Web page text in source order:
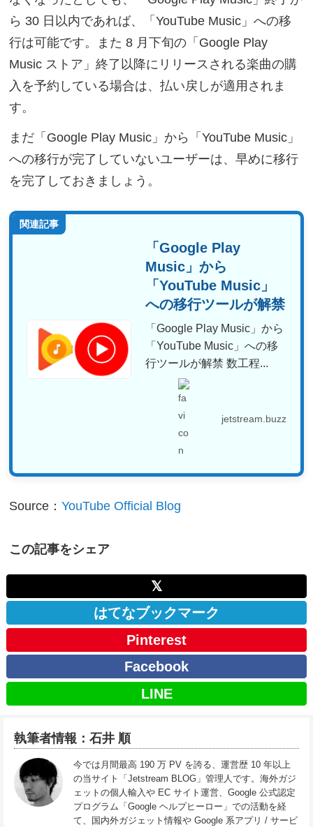
ら 30 日以内であれば、「YouTube Music」への移
行は可能です。また 8 月下旬の「Google Play
Music ストア」終了以降にリリースされる楽曲の購
入を予約している場合は、払い戻しが適用されま
す。
まだ「Google Play Music」から「YouTube Music」
への移行が完了していないユーザーは、早めに移行
を完了しておきましょう。
関連記事
「Google Play
Music」から
「YouTube Music」
への移行ツールが解禁
「Google Play Music」から
「YouTube Music」への移
行ツールが解禁 数工程...
jetstream.buzz
Source：YouTube Official Blog
この記事をシェア
𝕏
はてなブックマーク
Pinterest
Facebook
LINE
執筆者情報：石井 順
今では月間最高 190 万 PV を誇る、運営歴 10 年以上
の当サイト「Jetstream BLOG」管理人です。海外ガジ
ェットの個人輸入や EC サイト運営、Google 公式認定
プログラム「Google ヘルプヒーロー」での活動を経
て、国内外ガジェット情報や Google 系アプリ / サービ